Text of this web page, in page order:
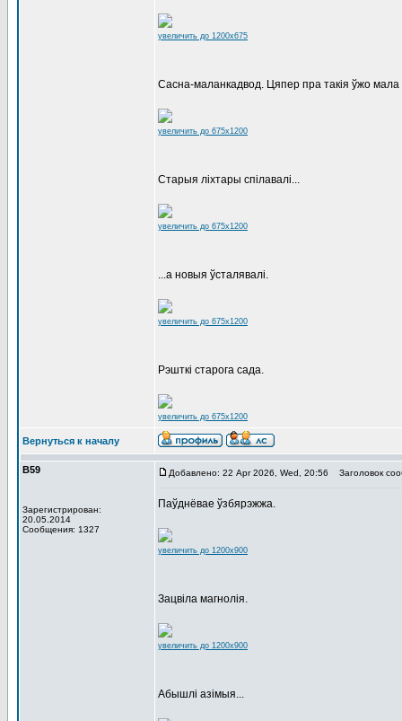
увеличить до 1200x675
Сасна-маланкадвод. Цяпер пра такія ўжо мала
увеличить до 675x1200
Старыя ліхтары спілавалі...
увеличить до 675x1200
...а новыя ўсталявалі.
увеличить до 675x1200
Рэшткі старога сада.
увеличить до 675x1200
Вернуться к началу
В59
Зарегистрирован:
20.05.2014
Сообщения: 1327
Добавлено: 22 Apr 2026, Wed, 20:56 Заголовок
Паўднёвае ўзбярэжжа.
увеличить до 1200x900
Зацвіла магнолія.
увеличить до 1200x900
Абышлі азімыя...